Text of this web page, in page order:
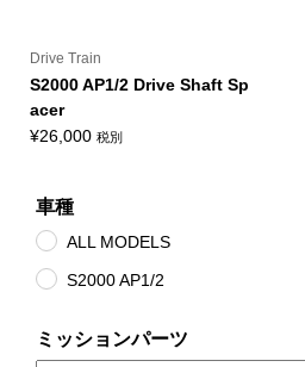
Drive Train
S2000 AP1/2 Drive Shaft Sp
acer
¥26,000 税別
車種
ALL MODELS
S2000 AP1/2
ミッションパーツ